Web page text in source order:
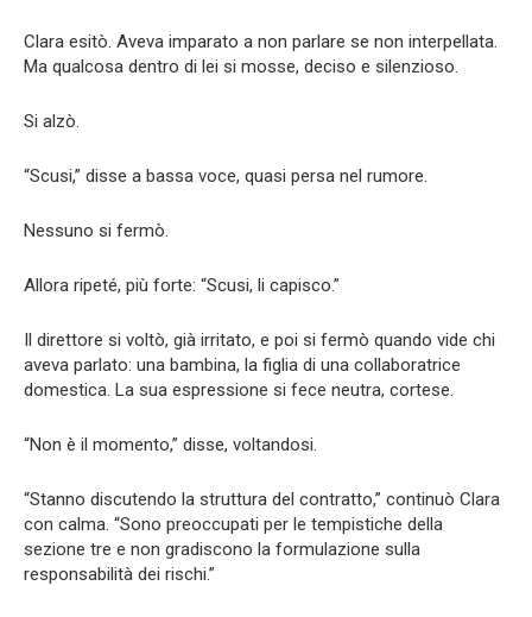
Clara esitò. Aveva imparato a non parlare se non interpellata.
Ma qualcosa dentro di lei si mosse, deciso e silenzioso.
Si alzò.
“Scusi,” disse a bassa voce, quasi persa nel rumore.
Nessuno si fermò.
Allora ripeté, più forte: “Scusi, li capisco.”
Il direttore si voltò, già irritato, e poi si fermò quando vide chi
aveva parlato: una bambina, la figlia di una collaboratrice
domestica. La sua espressione si fece neutra, cortese.
“Non è il momento,” disse, voltandosi.
“Stanno discutendo la struttura del contratto,” continuò Clara
con calma. “Sono preoccupati per le tempistiche della
sezione tre e non gradiscono la formulazione sulla
responsabilità dei rischi.”